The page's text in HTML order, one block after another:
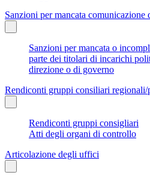
Sanzioni per mancata comunicazione
Sanzioni per mancata o
parte dei titolari di incarichi
direzione o di governo
Rendiconti gruppi consiliari
Rendiconti gruppi consigliari
Atti degli organi di controllo
Articolazione degli uffici